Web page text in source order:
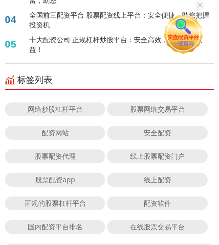
04
全国前三配资平台 股票配资线上平台：安全便捷，助您把握
投资机
05
十大配资公司 正规杠杆炒股平台：安全高效，助您放大收
益！
标签列表
网络炒股杠杆平台 股票网络交易平台
配资网站 安全配资
股票配资代理 线上股票配资门户
股票配资app 线上配资
正规的股票杠杆平台 配资软件
国内配资平台排名 在线股票交易平台